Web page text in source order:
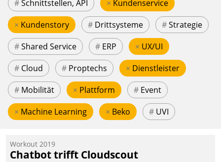
#Schnittstellen, API × Kundenservice
× Kundenstory # Drittsysteme #Strategie
#Shared Service # ERP × UX/UI
# Cloud # Proptechs × Dienstleister
# Mobilität × Plattform # Event
× Machine Learning × Beko # UVI
Workout 2019
Chatbot trifft Cloudscout